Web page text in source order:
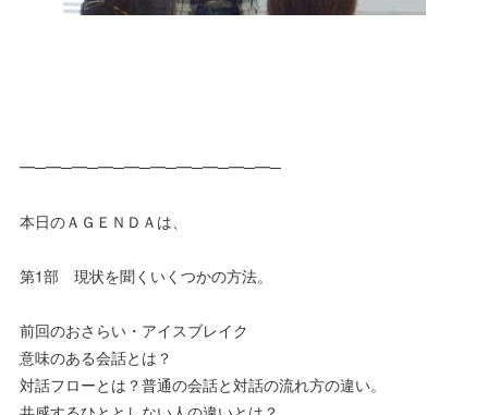
━─━─━─━─━─━─━─━─━─━─
本日のＡＧＥＮＤＡは、
第1部 現状を聞くいくつかの方法。
前回のおさらい・アイスブレイク
意味のある会話とは？
対話フローとは？普通の会話と対話の流れ方の違い。